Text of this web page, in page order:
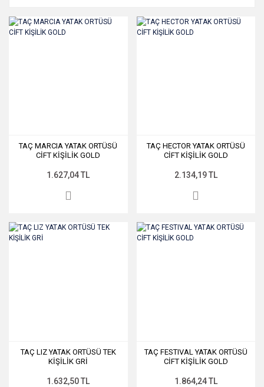
TAÇ MARCIA YATAK ORTÜSÜ
CİFT KİŞİLİK GOLD
1.627,04 TL
TAÇ HECTOR YATAK ORTÜSÜ
CİFT KİŞİLİK GOLD
2.134,19 TL
TAÇ LIZ YATAK ORTÜSÜ TEK
KİŞİLİK GRİ
1.632,50 TL
TAÇ FESTIVAL YATAK ORTÜSÜ
CİFT KİŞİLİK GOLD
1.864,24 TL